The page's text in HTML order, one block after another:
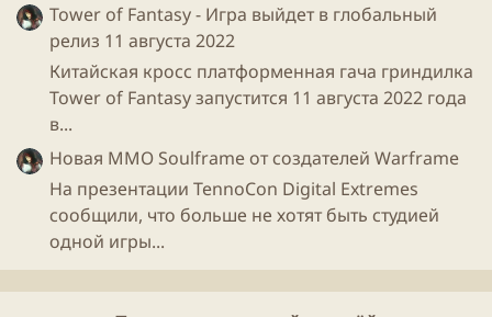
Честно говоря, не особо понятно зачем все это
нужно, но лучше, чем ничего, приятно чувствовать
ощущение надвигающегося будущего, машинное
обучение, автоматические рекомендации, и вот это
все, роботы определенно становятся умнее =) Но
отчего-то песня группы "Технология" играет в
Что думаете? Пишите в комментариях)
youtube" data-media-key="f_LWtWJoaTQ" >
Tower of Fantasy - Игра выйдет в глобальный
релиз 11 августа 2022
Китайская кросс платформенная гача гриндилка
Tower of Fantasy запустится 11 августа 2022 года
в...
Новая ММО Soulframe от создателей Warframe
На презентации TennoCon Digital Extremes
сообщили, что больше не хотят быть студией
одной игры...